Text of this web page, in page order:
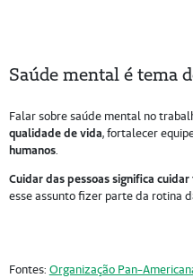
Saúde mental é tema
Falar sobre saúde mental no
qualidade de vida, fortalecer
humanos.
Cuidar das pessoas significa
esse assunto fizer parte da rotina
Fontes: Organização Pan-